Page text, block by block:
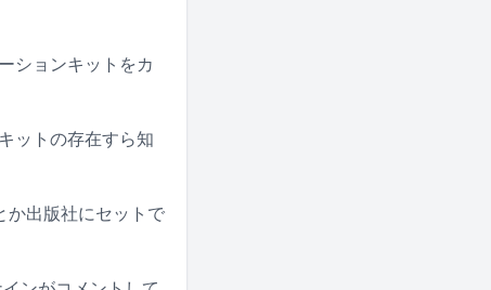
ションキットをカ
ットの存在すら知
か出版社にセットで